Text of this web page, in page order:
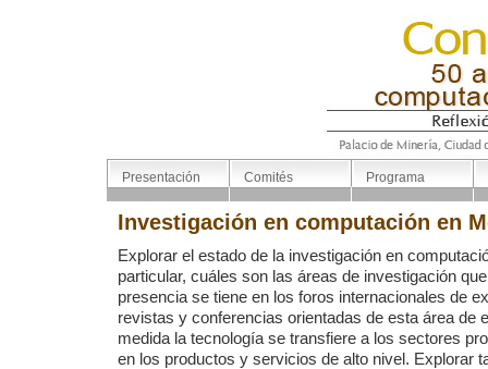
Presentación Comités Programa
Investigación en computación en
Explorar el estado de la investigación en
particular, cuáles son las áreas de investigación
presencia se tiene en los foros internacionales de
revistas y conferencias orientadas de esta área de
medida la tecnología se transfiere a los sectores
en los productos y servicios de alto nivel. Explorar